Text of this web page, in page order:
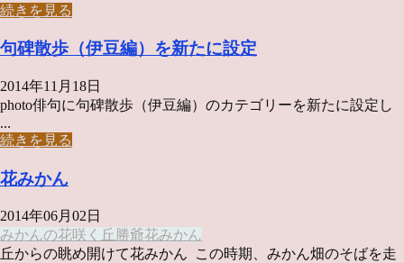
続きを見る
句碑散歩（伊豆編）を新たに設定
2014年11月18日
photo俳句に句碑散歩（伊豆編）のカテゴリーを新たに設定し
...
続きを見る
花みかん
2014年06月02日
みかんの花咲く丘勝爺花みかん
丘からの眺め開けて花みかん この時期、みかん畑のそばを走